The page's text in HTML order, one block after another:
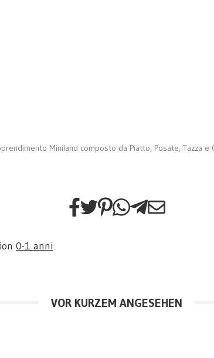
Miniland composto da Piatto, Posate, Tazza
0-1 anni
VOR KURZEM ANGESEHEN